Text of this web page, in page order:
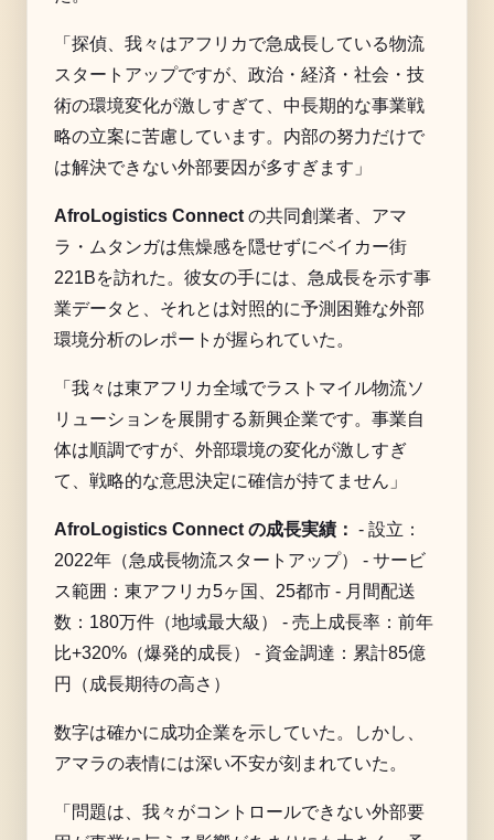
「探偵、我々はアフリカで急成長している物流
スタートアップですが、政治・経済・社会・技
術の環境変化が激しすぎて、中長期的な事業戦
略の立案に苦慮しています。内部の努力だけで
は解決できない外部要因が多すぎます」
AfroLogistics Connect の共同創業者、アマ
ラ・ムタンガは焦燥感を隠せずにベイカー街
221Bを訪れた。彼女の手には、急成長を示す事
業データと、それとは対照的に予測困難な外部
環境分析のレポートが握られていた。
「我々は東アフリカ全域でラストマイル物流ソ
リューションを展開する新興企業です。事業自
体は順調ですが、外部環境の変化が激しすぎ
て、戦略的な意思決定に確信が持てません」
AfroLogistics Connect の成長実績： - 設立：
2022年（急成長物流スタートアップ） - サービ
ス範囲：東アフリカ5ヶ国、25都市 - 月間配送
数：180万件（地域最大級） - 売上成長率：前年
比+320%（爆発的成長） - 資金調達：累計85億
円（成長期待の高さ）
数字は確かに成功企業を示していた。しかし、
アマラの表情には深い不安が刻まれていた。
「問題は、我々がコントロールできない外部要